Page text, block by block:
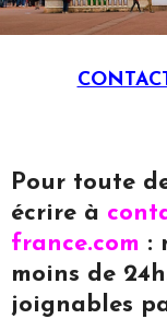
Pour toute
écrire à
france.com :
moins de
joignables